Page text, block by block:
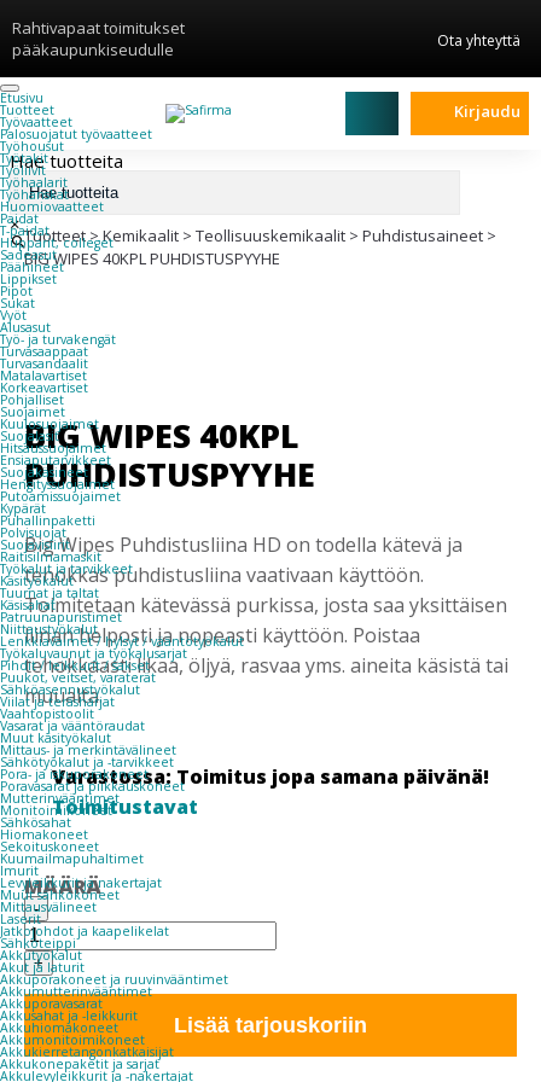
Rahtivapaat toimitukset
pääkaupunkiseudulle
Ota yhteyttä
Etusivu
Tuotteet
Työvaatteet
Palosuojatut työvaatteet
Työhousut
Työtakit
Työliivit
Työhaalarit
Työhanskat
Huomiovaatteet
Paidat
T-paidat
Hupparit, colleget
Sadeasut
Päähineet
Lippikset
Pipot
Sukat
Vyöt
Alusasut
Työ- ja turvakengät
Turvasaappaat
Turvasandaalit
Matalavartiset
Korkeavartiset
Pohjalliset
Suojaimet
Kuulosuojaimet
Suojalasit
Hitsaussuojaimet
Ensiaputarvikkeet
Suojakäsineet
Hengityssuojaimet
Putoamissuojaimet
Kypärät
Puhallinpaketti
Polvisuojat
Suojavisiirit
Raitisilmamaskit
Työkalut ja tarvikkeet
Käsityökalut
Tuurnat ja taltat
Käsisahat
Patruunapuristimet
Niittaustyökalut
Lenkkiavaimet / hylsyt / vääntötyökalut
Työkaluvaunut ja työkalusarjat
Pihdit / leikkurit / sakset
Puukot, veitset, varaterät
Sähköasennustyökalut
Viilat ja teräsharjat
Vaahtopistoolit
Vasarat ja vääntöraudat
Muut käsityökalut
Mittaus- ja merkintävälineet
Sähkötyökalut ja -tarvikkeet
Pora- ja iskuporakoneet
Poravasarat ja piikkauskoneet
Mutterinvääntimet
Monitoimikoneet
Sähkösahat
Hiomakoneet
Sekoituskoneet
Kuumailmapuhaltimet
Imurit
Levyleikkurit ja nakertajat
Muut sähkökoneet
Mittausvälineet
Laserit
Jatkojohdot ja kaapelikelat
Sähköteippi
Akkutyökalut
Akut ja laturit
Akkuporakoneet ja ruuvinvääntimet
Akkumutterinvääntimet
Akkuporavasarat
Akkusahat ja -leikkurit
Akkuhiomakoneet
Akkumonitoimikoneet
Akkukierretangonkatkaisijat
Akkukonepaketit ja sarjat
Akkulevyleikkurit ja -nakertajat
Kirjaudu
Hae tuotteita
×
Tuotteet>Kemikaalit > Teollisuuskemikaalit > Puhdistusaineet >
BIG WIPES 40KPL PUHDISTUSPYYHE
BIG WIPES 40KPL
PUHDISTUSPYYHE
Big Wipes Puhdistusliina HD on todella kätevä ja
tehokkas puhdistusliina vaativaan käyttöön.
Toimitetaan kätevässä purkissa, josta saa yksittäisen
liinan helposti ja nopeasti käyttöön. Poistaa
tehokkaasti likaa, öljyä, rasvaa yms. aineita käsistä tai
muualta.
Varastossa: Toimitus jopa samana päivänä!
Toimitustavat
MÄÄRÄ
BIG
WIPES
40KPL
PUHDISTUSPYYHE
määrä
-
+
Lisää tarjouskoriin